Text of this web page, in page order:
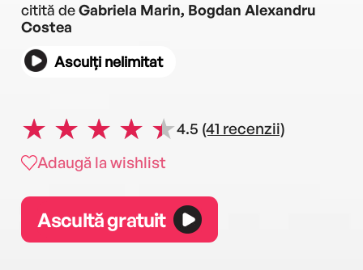
citită deGabriela Marin, Bogdan Alexandru
Costea
Asculți nelimitat
4.5 (41 recenzii)
Adaugă la wishlist
Ascultă gratuit